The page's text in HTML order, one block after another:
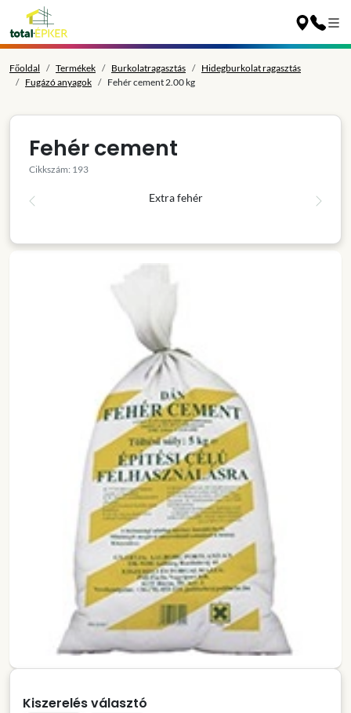
Főoldal Termékek Burkolatragasztás
Hidegburkolat ragasztás
Fugázó anyagok
Fehér cement 2.00 kg
Fehér cement
Cikkszám: 193
Extra fehér
Kiszerelés választó